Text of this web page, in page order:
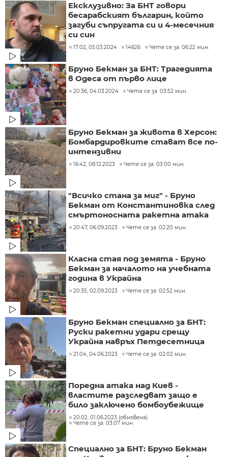
Ексклузивно: За БНТ говори
бесарабският българин, който
загуби съпругата си и 4-месечния
си син
17:02, 05.03.2024 14626 Чете се за: 06:22 мин.
Бруно Бекман за БНТ: Трагедията
в Одеса от първо лице
20:36, 04.03.2024 Чете се за: 03:52 мин.
Бруно Бекман за живота в Херсон:
Бомбардировките стават все по-
интензивни
16:42, 08.12.2023 Чете се за: 03:00 мин.
"Всичко стана за миг" - Бруно
Бекман от Константиновка след
смъртоносната ракетна атака
20:47, 06.09.2023 Чете се за: 02:20 мин.
Класна стая под земята - Бруно
Бекман за началото на учебната
година в Украйна
20:35, 02.09.2023 Чете се за: 02:52 мин.
Бруно Бекман специално за БНТ:
Руски ракетни удари срещу
Украйна навръх Петдесетница
21:04, 04.06.2023 Чете се за: 02:02 мин.
Поредна атака над Киев -
властите разследват защо е
било заключено бомбоубежище
20:02, 01.06.2023 (обновена)
Чете се за: 03:07 мин.
Специално за БНТ: Бруно Бекман